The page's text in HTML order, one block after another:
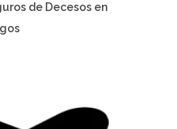
de Decesos en